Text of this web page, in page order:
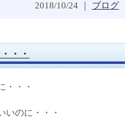
2018/10/24 ｜ ブログ
・・
・・・
いのに・・・